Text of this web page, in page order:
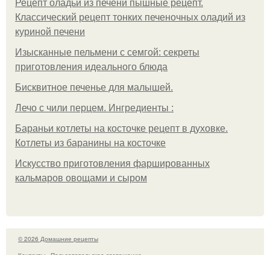
Рецепт оладьи из печени пышные рецепт.
Классический рецепт тонких печеночных оладий из
куриной печени
Изысканные пельмени с семгой: секреты
приготовления идеального блюда
Бисквитное печенье для малышей.
Лечо с чили перцем. Ингредиенты :
Бараньи котлеты на косточке рецепт в духовке.
Котлеты из баранины на косточке
Искусство приготовления фаршированных
кальмаров овощами и сыром
© 2026 Домашние рецепты